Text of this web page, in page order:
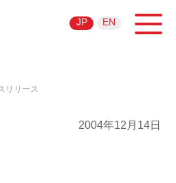
JP EN
リリース
2004年12月14日